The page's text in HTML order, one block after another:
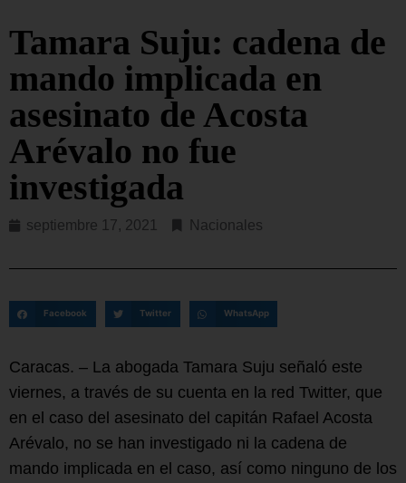
Tamara Suju: cadena de
mando implicada en
asesinato de Acosta
Arévalo no fue
investigada
septiembre 17, 2021 Nacionales
Facebook Twitter WhatsApp
Caracas. – La abogada Tamara Suju señaló este
viernes, a través de su cuenta en la red Twitter, que
en el caso del asesinato del capitán Rafael Acosta
Arévalo, no se han investigado ni la cadena de
mando implicada en el caso, así como ninguno de los